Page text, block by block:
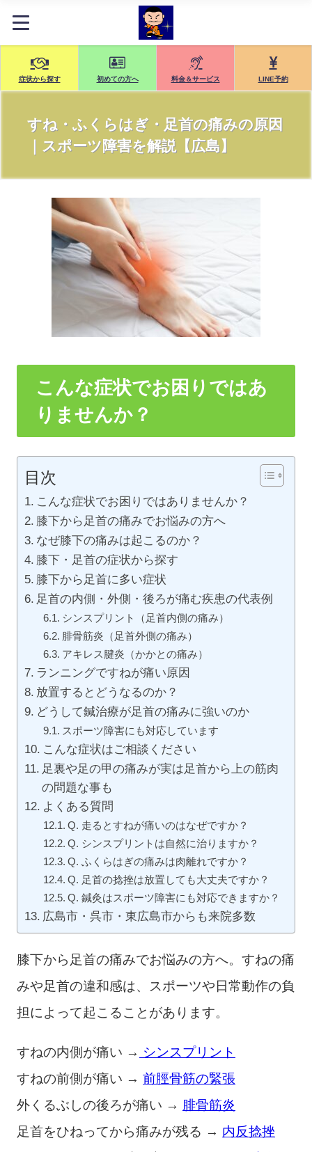
症状から探す 初めての方へ 料金＆サービス LINE予約
すね・ふくらはぎ・足首の痛みの原因
｜スポーツ障害を解説【広島】
こんな症状でお困りではあ
りませんか？
目次
こんな症状でお困りではありませんか？
膝下から足首の痛みでお悩みの方へ
なぜ膝下の痛みは起こるのか？
膝下・足首の症状から探す
膝下から足首に多い症状
足首の内側・外側・後ろが痛む疾患の代表例
シンスプリント（足首内側の痛み）
腓骨筋炎（足首外側の痛み）
アキレス腱炎（かかとの痛み）
ランニングですねが痛い原因
放置するとどうなるのか？
どうして鍼治療が足首の痛みに強いのか
スポーツ障害にも対応しています
こんな症状はご相談ください
足裏や足の甲の痛みが実は足首から上の筋肉
の問題な事も
よくある質問
Q. 走るとすねが痛いのはなぜですか？
Q. シンスプリントは自然に治りますか？
Q. ふくらはぎの痛みは肉離れですか？
Q. 足首の捻挫は放置しても大丈夫ですか？
Q. 鍼灸はスポーツ障害にも対応できますか？
広島市・呉市・東広島市からも来院多数
膝下から足首の痛みでお悩みの方へ。すねの痛
みや足首の違和感は、スポーツや日常動作の負
担によって起こることがあります。
すねの内側が痛い → シンスプリント
すねの前側が痛い → 前脛骨筋の緊張
外くるぶしの後ろが痛い → 腓骨筋炎
足首をひねってから痛みが残る → 内反捻挫